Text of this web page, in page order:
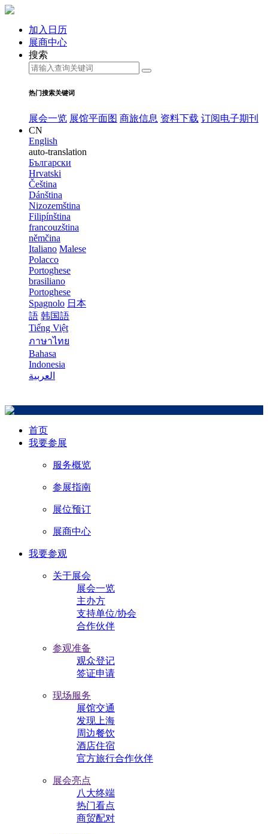
加入日历
展商中心
搜索
热门搜索关键词
展会一览 展馆平面图 商旅信息 资料下载 订阅电子期刊
CN
English
auto-translation
Български
Hrvatski
Čeština
Dánština
Nizozemština
Filipínština
francouzština
němčina
Italiano Malese
Polacco
Portoghese
brasiliano
Portoghese
Spagnolo 日本
語 韩国語
Tiếng Việt
ภาษาไทย
Bahasa
Indonesia
العربية
首页
我要参展
服务概览
参展指南
展位预订
展商中心
我要参观
关于展会
展会一览
主办方
支持单位/协会
合作伙伴
参观准备
观众登记
签证申请
现场服务
展馆交通
发现上海
周边餐饮
酒店住宿
官方旅行合作伙伴
展会亮点
八大终端
热门看点
商贸配对